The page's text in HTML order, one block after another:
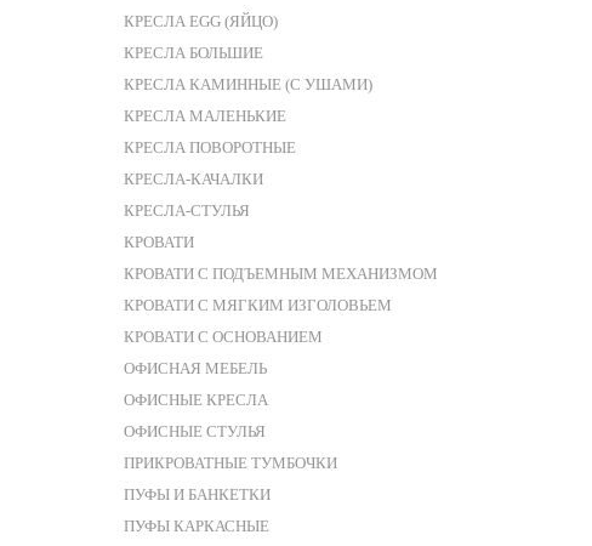
КРЕСЛА EGG (ЯЙЦО)
КРЕСЛА БОЛЬШИЕ
КРЕСЛА КАМИННЫЕ (С УШАМИ)
КРЕСЛА МАЛЕНЬКИЕ
КРЕСЛА ПОВОРОТНЫЕ
КРЕСЛА-КАЧАЛКИ
КРЕСЛА-СТУЛЬЯ
КРОВАТИ
КРОВАТИ С ПОДЪЕМНЫМ МЕХАНИЗМОМ
КРОВАТИ С МЯГКИМ ИЗГОЛОВЬЕМ
КРОВАТИ С ОСНОВАНИЕМ
ОФИСНАЯ МЕБЕЛЬ
ОФИСНЫЕ КРЕСЛА
ОФИСНЫЕ СТУЛЬЯ
ПРИКРОВАТНЫЕ ТУМБОЧКИ
ПУФЫ И БАНКЕТКИ
ПУФЫ КАРКАСНЫЕ